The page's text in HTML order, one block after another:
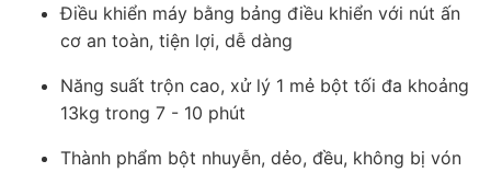
Điều khiển máy bằng bảng điều khiển với nút ấn
cơ an toàn, tiện lợi, dễ dàng
Năng suất trộn cao, xử lý 1 mẻ bột tối đa khoảng
13kg trong 7 - 10 phút
Thành phẩm bột nhuyễn, dẻo, đều, không bị vón